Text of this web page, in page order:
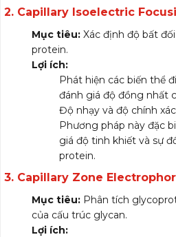
2. Capillary Isoelectric
Mục tiêu: Xác định độ bất
protein.
Lợi ích:
Phát hiện các biến thể
đánh giá độ đồng nhất
Độ nhạy và độ chính
Phương pháp này đặc
giá độ tinh khiết và sự
protein.
3. Capillary Zone
Mục tiêu: Phân tích
của cấu trúc glycan.
Lợi ích: